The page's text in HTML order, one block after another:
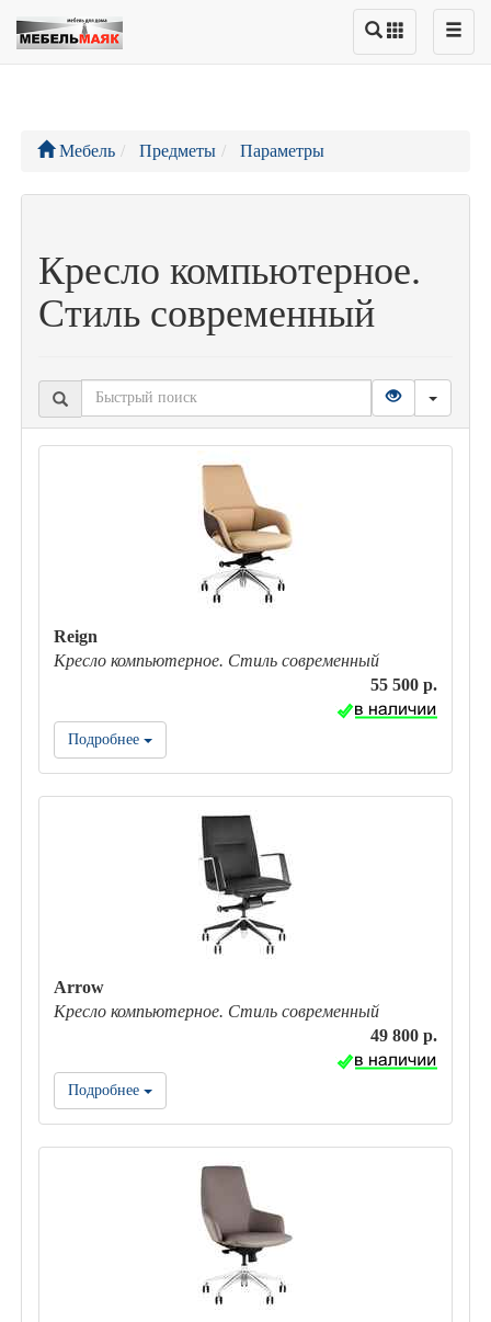
Мебель Предметы Параметры
Кресло компьютерное.
Стиль современный
Reign
Кресло компьютерное. Стиль современный
55 500 р.
Подробнее
Arrow
Кресло компьютерное. Стиль современный
49 800 р.
Подробнее